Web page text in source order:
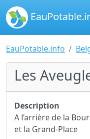
EauPotable.info
Les
Description
A l’arrière de la
et la Grand-Place